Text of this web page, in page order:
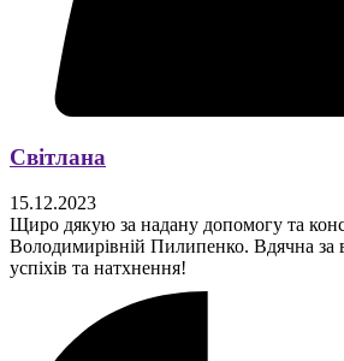
Світлана
15.12.2023
Щиро дякую за надану допомогу та
Володимирівній Пилипенко. Вдячна за
успіхів та натхнення!